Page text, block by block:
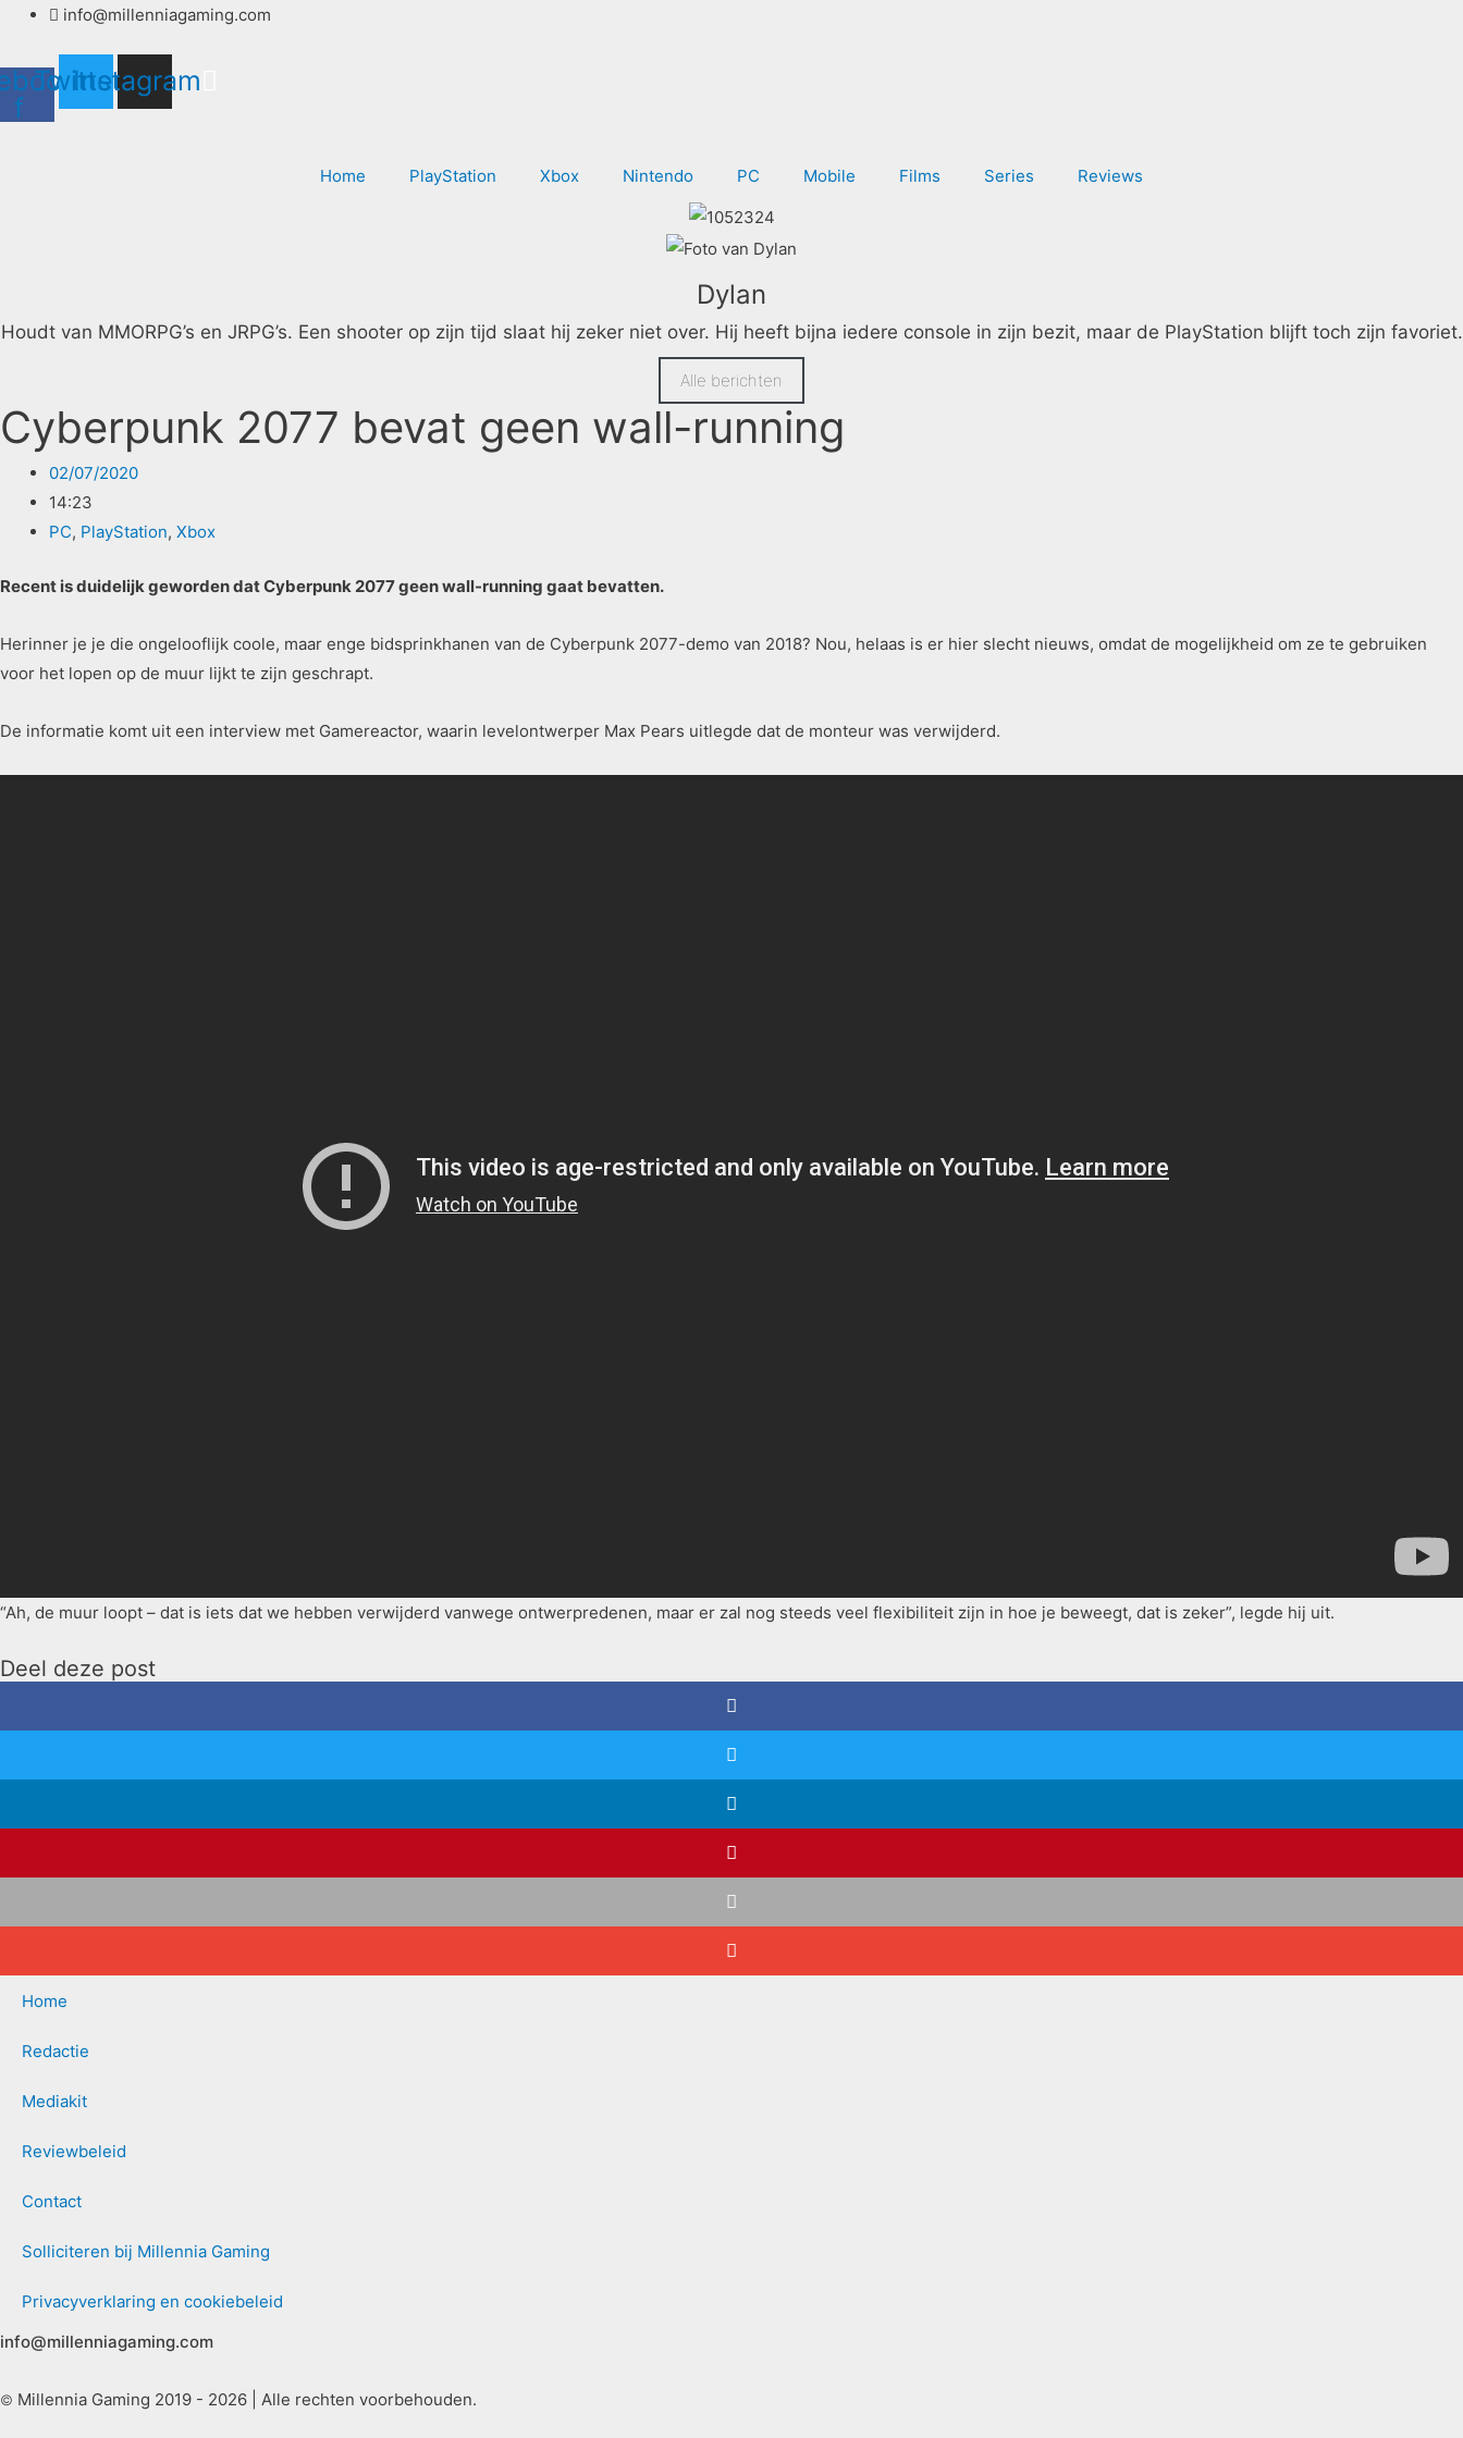
de
inhoud
info@millenniagaming.com
f
Twitter
Instagram
Home PlayStation Xbox Nintendo PC Mobile Films Series Reviews
Dylan
Houdt van MMORPG’s en JRPG’s. Een shooter op zijn tijd slaat hij zeker niet over. Hij heeft bijna iedere console in zijn bezit, maar de PlayStation blijft toch zijn favoriet.
Alle berichten
Cyberpunk 2077 bevat geen wall-running
02/07/2020
14:23
PC, PlayStation, Xbox
Recent is duidelijk geworden dat Cyberpunk 2077 geen wall-running gaat bevatten.
Herinner je je die ongelooflijk coole, maar enge bidsprinkhanen van de Cyberpunk 2077-demo van 2018? Nou, helaas is er hier slecht nieuws, omdat de mogelijkheid om ze te gebruiken
voor het lopen op de muur lijkt te zijn geschrapt.
De informatie komt uit een interview met Gamereactor, waarin levelontwerper Max Pears uitlegde dat de monteur was verwijderd.
“Ah, de muur loopt – dat is iets dat we hebben verwijderd vanwege ontwerpredenen, maar er zal nog steeds veel flexibiliteit zijn in hoe je beweegt, dat is zeker”, legde hij uit.
Deel deze post
Home
Redactie
Mediakit
Reviewbeleid
Contact
Solliciteren bij Millennia Gaming
Privacyverklaring en cookiebeleid
info@millenniagaming.com
© Millennia Gaming 2019 - 2026 | Alle rechten voorbehouden.